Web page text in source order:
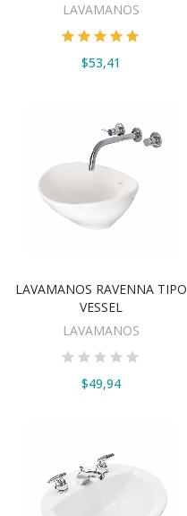
LAVAMANOS
$53,41
VER OPCIONES
LAVAMANOS RAVENNA TIPO
VESSEL
LAVAMANOS
$49,94